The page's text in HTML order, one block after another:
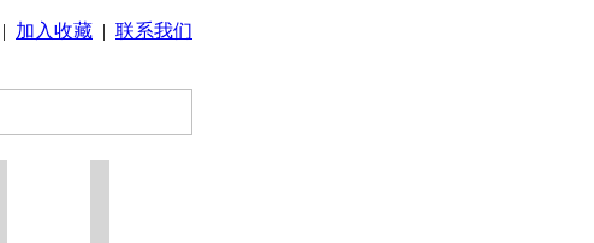
| 加入收藏 | 联系我们